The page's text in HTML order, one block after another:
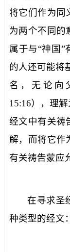
将它们作为同
为两个不同的
属于与“神国”
的人还可能将
名，无论向
15:16），理
经文中有关祷
解，而将它作
有关祷告蒙应
在寻求圣
种类型的经文